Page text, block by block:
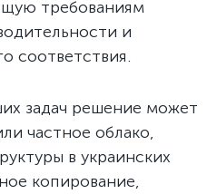
требованиям
и
соответствия.
задач решение может
частное облако,
в украинских
копирование,